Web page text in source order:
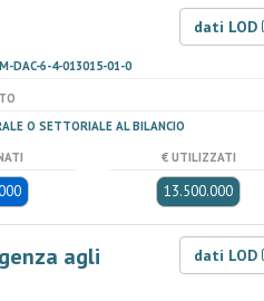
dati LOD
DAC-6-4-013015-01-0
O SETTORIALE AL BILANCIO
€ UTILIZZATI
13.500.000
agli
dati LOD